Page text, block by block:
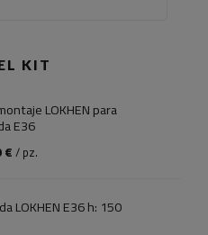
KIT
LOKHEN para
E36
€ / pz.
LOKHEN E36 h: 150